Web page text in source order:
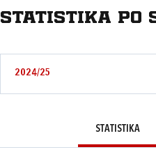
Statistika po
2024/25
STATISTIKA